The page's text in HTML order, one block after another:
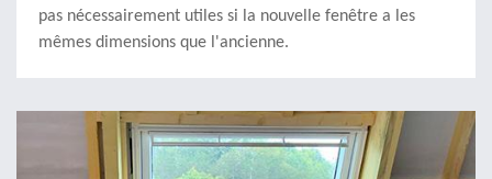
pas nécessairement utiles si la nouvelle fenêtre a les
mêmes dimensions que l'ancienne.